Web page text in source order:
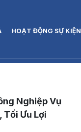
HOẠT ĐỘNG SỰ KIỆN
Nghiệp Vụ
Tối Ưu Lợi